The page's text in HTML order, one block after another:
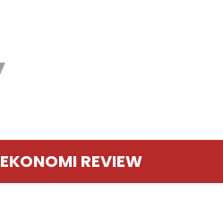
EKONOMI REVIEW